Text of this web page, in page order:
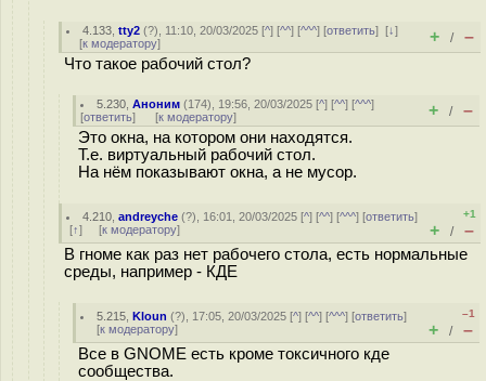
4.133 ,tty2 (?), 11:10, 20/03/2025 [^] [^^] [^^^] [ответить][↓]
[к модератору] + / –
Что такое рабочий стол?
5.230 ,Аноним (174), 19:56, 20/03/2025 [^] [^^] [^^^]
[ответить] [к модератору] + / –
Это окна, на котором они находятся.
Т.е. виртуальный рабочий стол.
На нём показывают окна, а не мусор.
4.210 ,andreyche (?), 16:01, 20/03/2025 [^] [^^] [^^^] [ответить]
[↑] [к модератору]
+1
+ / –
В гноме как раз нет рабочего стола, есть нормальные
среды, например - КДЕ
5.215 ,Kloun (?), 17:05, 20/03/2025 [^] [^^] [^^^] [ответить]
[к модератору]
–1
+ / –
Все в GNOME есть кроме токсичного кде
сообщества.